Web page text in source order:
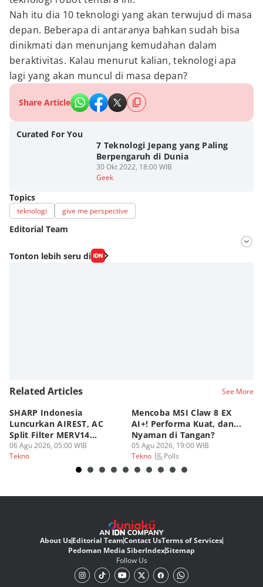
Nah itu dia 10 teknologi yang akan terwujud di masa
depan. Beberapa di antaranya bahkan sudah bisa
dinikmati dan menunjang kemudahan dalam
beraktivitas. Kalau menurut kalian, teknologi apa
lagi yang akan muncul di masa depan?
Share Article
Curated For You
7 Teknologi Jepang yang Paling
Berpengaruh di Dunia
30 Okt 2022, 18:00 WIB
Geek
Topics
teknologi give me perspective
Editorial Team
Editor
Fahrul Razi Uni Nurullah
Tonton lebih seru di
Related Articles See More
SHARP Indonesia
Luncurkan AIREST, AC
Split Filter MERV14
Perdana!
06 Agu 2026, 05:00 WIB
Tekno
Mencoba MSI Claw 8 EX
AI+! Performa Kuat, dan...
Nyaman di Tangan?
05 Agu 2026, 19:00 WIB
Tekno
Polls
About UsEditorial TeamContact UsTerms of Services
Pedoman Media SiberIndexSitemap
Follow Us